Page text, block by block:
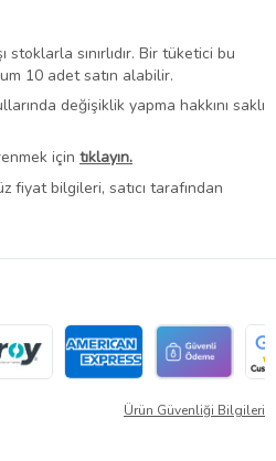
stoklarla sınırlıdır. Bir tüketici bu
10 adet satın alabilir.
değişiklik yapma hakkını saklı
için tıklayın.
fiyat bilgileri, satıcı tarafından
Ürün Güvenliği Bilgileri